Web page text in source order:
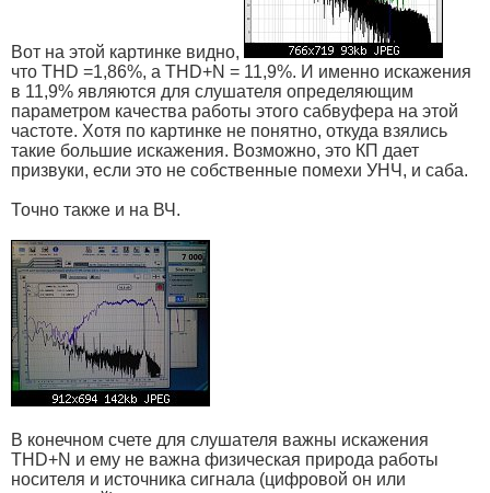
Вот на этой картинке видно,
что THD =1,86%, а THD+N = 11,9%. И именно искажения
в 11,9% являются для слушателя определяющим
параметром качества работы этого сабвуфера на этой
частоте. Хотя по картинке не понятно, откуда взялись
такие большие искажения. Возможно, это КП дает
призвуки, если это не собственные помехи УНЧ, и саба.
Точно также и на ВЧ.
В конечном счете для слушателя важны искажения
THD+N и ему не важна физическая природа работы
носителя и источника сигнала (цифровой он или